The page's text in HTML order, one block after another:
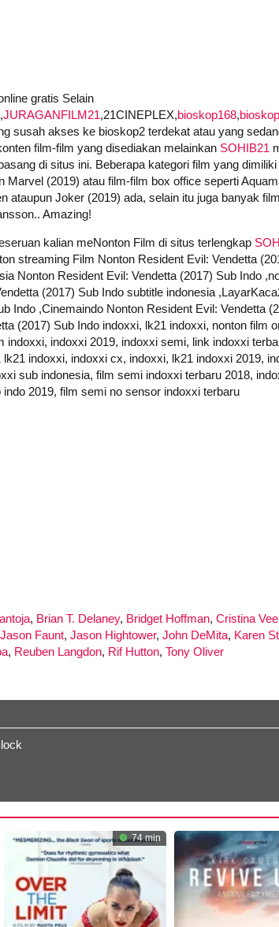
gratis Selain
,JURAGANFILM21,21CINEPLEX,bioskop168,
susah akses ke bioskop2 terdekat atau yang
film-film yang disediakan melainkan SOHIB21
di situs ini. Beberapa kategori film yang dimiliki
(2019) atau film-film box office seperti
ataupun Joker (2019) ada, selain itu juga banyak
Amazing!
kalian meNonton Film di situs terlengkap
streaming Film Nonton Resident Evil: Vendetta
Nonton Resident Evil: Vendetta (2017) Sub Indo
(2017) Sub Indo subtitle indonesia
Indo ,Cinemaindo Nonton Resident Evil: Vendetta
(2017) Sub Indo indoxxi, lk21 indoxxi, nonton film
indoxxi 2019, indoxxi semi, link indoxxi
indoxxi, indoxxi cx, indoxxi, lk21 indoxxi 2019,
sub indonesia, film semi indoxxi terbaru 2018,
2019, film semi no sensor indoxxi terbaru
, Brian T. Delaney, Bridget Hoffman, Cristina Vee
Jason Faunt, Jason Hightower, John DeMita, Karen
, Reuben Langdon, Rif Hutton, Tony Oliver
74 min